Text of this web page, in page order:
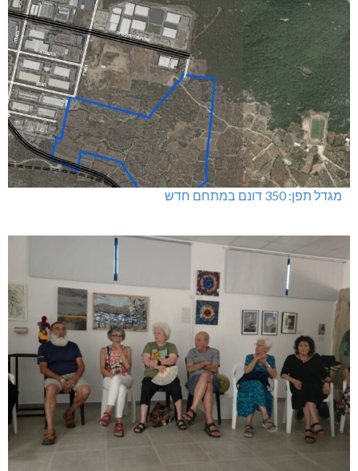
מגדל תפן: 350 דונם במתחם חדש